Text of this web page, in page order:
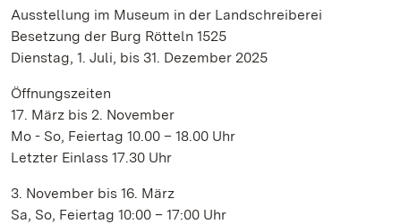
Ausstellung im Museum in der Landschreiberei
Besetzung der Burg Rötteln 1525
Dienstag, 1. Juli, bis 31. Dezember 2025
Öffnungszeiten
17. März bis 2. November
Mo - So, Feiertag 10.00 – 18.00 Uhr
Letzter Einlass 17.30 Uhr
3. November bis 16. März
Sa, So, Feiertag 10:00 – 17:00 Uhr